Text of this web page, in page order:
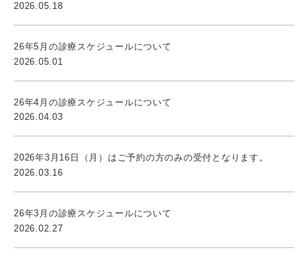
2026.05.18
26年5月の診療スケジュールについて
2026.05.01
26年4月の診療スケジュールについて
2026.04.03
2026年3月16日（月）はご予約の方のみの受付となります。
2026.03.16
26年3月の診療スケジュールについて
2026.02.27